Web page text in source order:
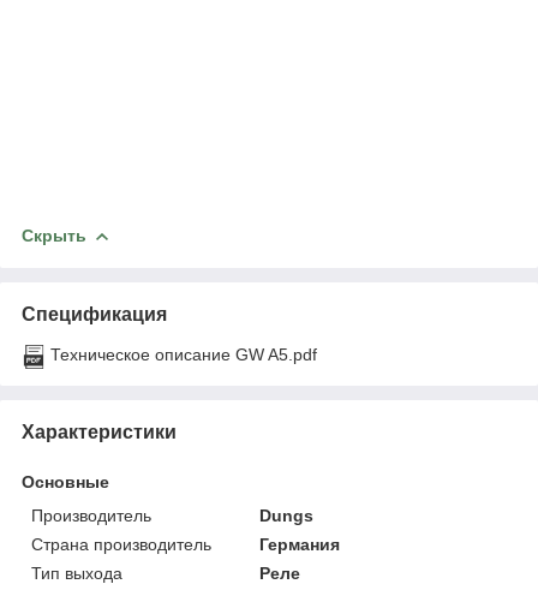
Скрыть
Спецификация
Техническое описание GW A5.pdf
Характеристики
Основные
Производитель
Dungs
Страна производитель
Германия
Тип выхода
Реле